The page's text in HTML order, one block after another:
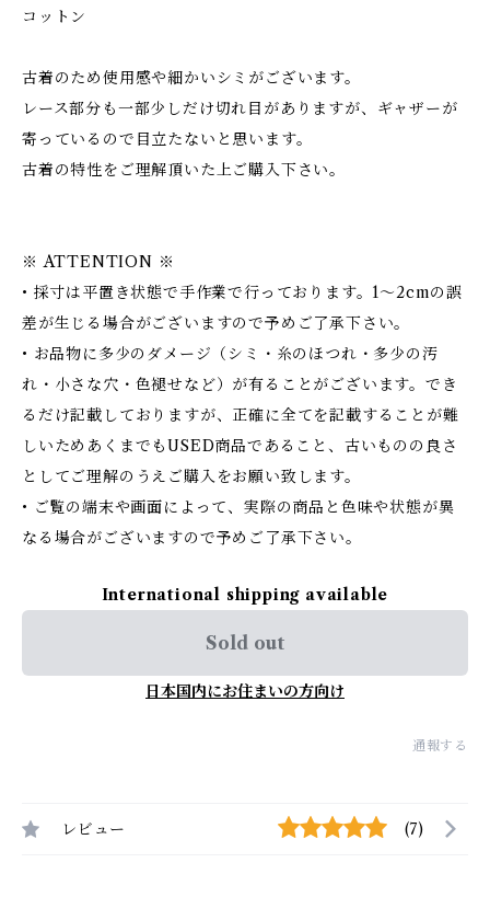
コットン
古着のため使用感や細かいシミがございます。
レース部分も一部少しだけ切れ目がありますが、ギャザーが
寄っているので目立たないと思います。
古着の特性をご理解頂いた上ご購入下さい。
※ ATTENTION ※
• 採寸は平置き状態で手作業で行っております。1～2cmの誤
差が生じる場合がございますので予めご了承下さい。
• お品物に多少のダメージ（シミ・糸のほつれ・多少の汚
れ・小さな穴・色褪せなど）が有ることがございます。でき
るだけ記載しておりますが、正確に全てを記載することが難
しいためあくまでもUSED商品であること、古いものの良さ
としてご理解のうえご購入をお願い致します。
• ご覧の端末や画面によって、実際の商品と色味や状態が異
なる場合がございますので予めご了承下さい。
International shipping available
Sold out
日本国内にお住まいの方向け
通報する
レビュー (7)